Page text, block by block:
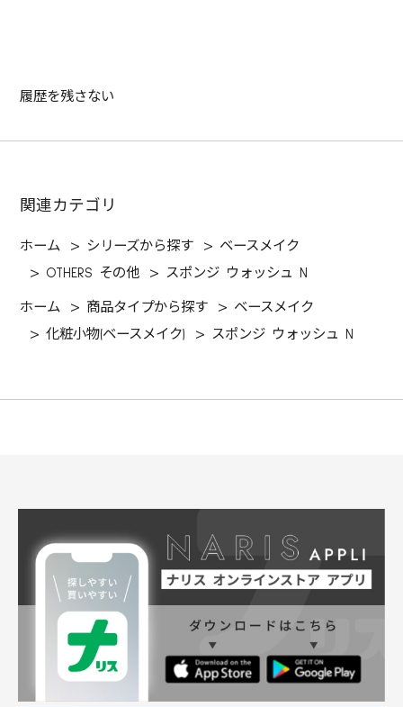
履歴を残さない
関連カテゴリ
ホーム > シリーズから探す > ベースメイク
> OTHERS その他 > スポンジ ウォッシュ N
ホーム > 商品タイプから探す > ベースメイク
>化粧小物(ベースメイク) > スポンジ ウォッシュ N